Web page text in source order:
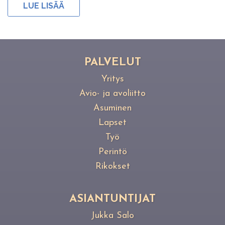
LUE LISÄÄ
PAL­VE­LUT
Yritys
Avio- ja avoliitto
Asuminen
Lapset
Työ
Perintö
Rikokset
ASIANTUNTIJAT
Jukka Salo